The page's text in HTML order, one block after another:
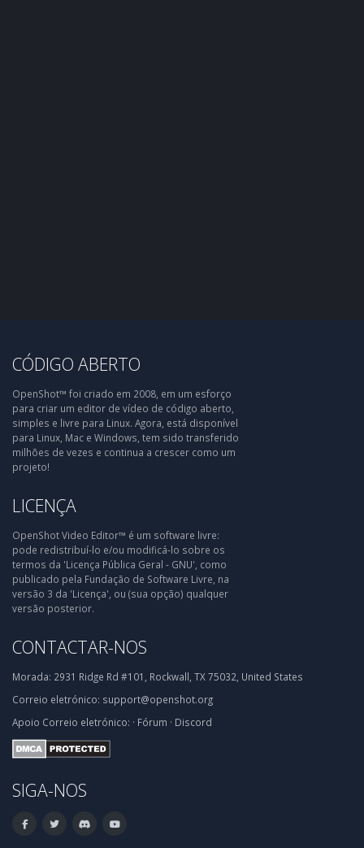
CÓDIGO ABERTO
OpenShot™ foi criado em 2008, em um esforço
para criar um editor de vídeo de código aberto,
simples e livre para Linux. Agora, está disponível
para Linux, Mac e Windows, tem sido transferido
milhões de vezes e continua a crescer como um
projeto!
LICENÇA
OpenShot Video Editor™ é um software livre:
pode redistribuí-lo e/ou modificá-lo sobre os
termos da 'Licença Pública Geral - GNU', como
publicado pela Fundação de Software Livre, na
versão 3 da 'Licença', ou (sua opção) qualquer
versão posterior.
CONTACTAR-NOS
Morada: 2931 Ridge Rd #101, Rockwall, TX 75032, United States
Correio eletrónico: support@openshot.org
Apoio Correio eletrónico: · Fórum · Discord
SIGA-NOS